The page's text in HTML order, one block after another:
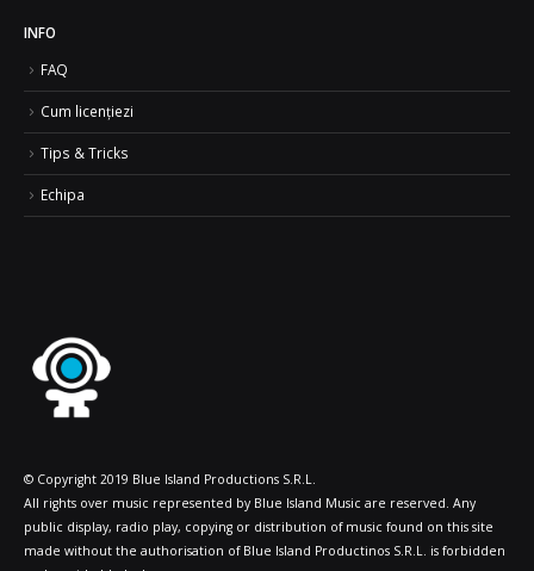
INFO
FAQ
Cum licențiezi
Tips & Tricks
Echipa
© Copyright 2019 Blue Island Productions S.R.L.
All rights over music represented by Blue Island Music are reserved. Any
public display, radio play, copying or distribution of music found on this site
made without the authorisation of Blue Island Productinos S.R.L. is forbidden